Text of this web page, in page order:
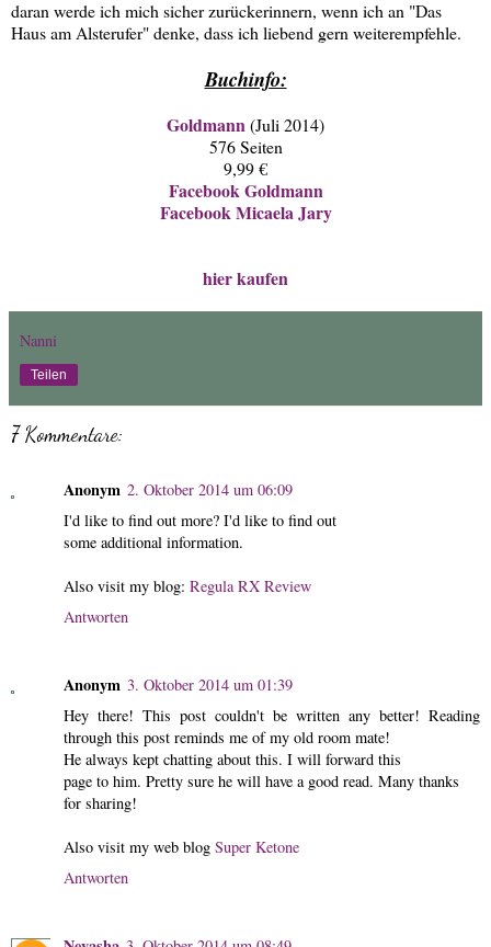
daran werde ich mich sicher zurückerinnern, wenn ich an "Das
Haus am Alsterufer" denke, dass ich liebend gern weiterempfehle.
Buchinfo:
Goldmann(Juli 2014)
576 Seiten
9,99 €
Facebook Goldmann
Facebook Micaela Jary
hier kaufen
Nanni
Teilen
7 Kommentare:
Anonym 2. Oktober 2014 um 06:09
I'd like to find out more? I'd like to find out
some additional information.
Also visit my blog: Regula RX Review
Antworten
Anonym 3. Oktober 2014 um 01:39
Hey there! This post couldn't be written any better! Reading
through this post reminds me of my old room mate!
He always kept chatting about this. I will forward this
page to him. Pretty sure he will have a good read. Many thanks
for sharing!
Also visit my web blog Super Ketone
Antworten